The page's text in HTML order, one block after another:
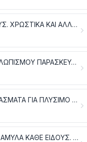
ΔΕΨΙΚΑ ΚΑΙ ΒΑΦΙΚΑ ΕΚΧΥΛΙΣΜΑΤΑ. ΤΑΝΝΙΝΕΣ ΚΑΙ ΤΑ ΠΑΡΑΓΩΓΑ ΤΟΥΣ. ΧΡΩΣΤΙΚΑ ΚΑΙ ΑΛΛΕΣ ΧΡΩΣΤΙΚΕΣ ΥΛΕΣ, ΧΡΩΜΑΤΑ ΕΠΙΧΡΙΣΗΣ ΚΑΙ ΒΕΡΝΙΚΙΑ. ΜΑΣΤΙΧΕΣ (ΣΤΟΚΟΙ). ΜΕΛΑΝΙΑ
ΑΙΘΕΡΙΑ ΕΛΑΙΑ ΚΑΙ ΡΗΤΙΝΟΕΙΔΗ. ΠΡΟΪΟΝΤΑ ΑΡΩΜΑΤΟΠΟΙΙΑΣ Ή ΚΑΛΛΩΠΙΣΜΟΥ ΠΑΡΑΣΚΕΥΑΣΜΕΝΑ ΚΑΙ ΚΑΛΛΥΝΤΙΚΑ ΠΑΡΑΣΚΕΥΑΣΜΑΤΑ
ΣΑΠΟΥΝΙΑ, ΟΡΓΑΝΙΚΕΣ ΟΥΣΙΕΣ ΕΠΙΦΑΝΕΙΑΚΗΣ ΔΡΑΣΗΣ, ΠΑΡΑΣΚΕΥΑΣΜΑΤΑ ΓΙΑ ΠΛΥΣΙΜΟ (ΑΛΙΣΙΒΕΣ), ΠΑΡΑΣΚΕΥΑΣΜΑΤΑ ΛΙΠΑΝΤΙΚΑ, ΚΕΡΙΑ ΤΕΧΝΗΤΑ, ΚΕΡΙΑ ΠΑΡΑΣΚΕΥΑΣΜΕΝΑ, ΠΡΟΪΟΝΤΑ ΣΥΝΤΗΡΗΣΗΣ, ΚΕΡΙΑ ΚΑΙ ΠΑΡΟΜΟΙΑ ΕΙΔΗ, ΠΑΣΤΕΣ ΓΙΑ ΠΡΟΠΛΑΣΜΑΤΑ, «ΚΕΡΙΑ ΓΙΑ ΤΗΝ ΟΔΟΝΤΟΤΕΧΝΙΚΗ» ΚΑΙ ΣΥΝΘΕΣΕΙΣ ΓΙΑ ΤΗΝ ΟΔΟΝΤΟΤΕΧΝΙΚΗ ΜΕ ΒΑΣΗ ΤΟΝ ΓΥΨΟ
ΛΕΥΚΩΜΑΤΩΔΕΙΣ ΥΛΕΣ, ΠΡΟΪΟΝΤΑ ΜΕ ΒΑΣΗ ΤΑ ΤΡΟΠΟΠΟΙΗΜΕΝΑ ΑΜΥΛΑ ΚΑΘΕ ΕΙΔΟΥΣ. ΚΟΛΛΕΣ. ΕΝΖΥΜΑ